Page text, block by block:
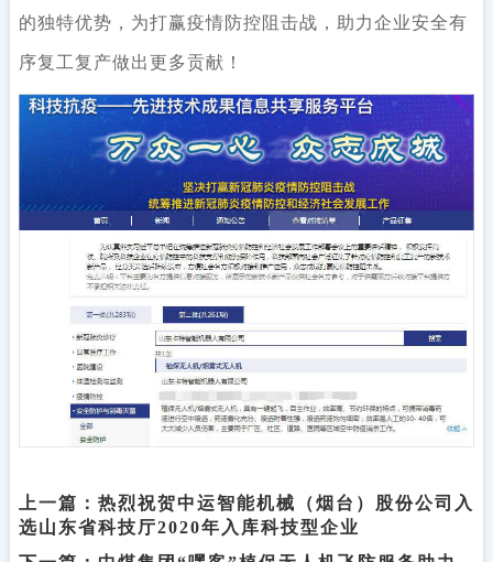
的独特优势，为打赢疫情防控阻击战，助力企业安全有
序复工复产做出更多贡献！
上一篇： 热烈祝贺中运智能机械（烟台）股份公司入
选山东省科技厅2020年入库科技型企业